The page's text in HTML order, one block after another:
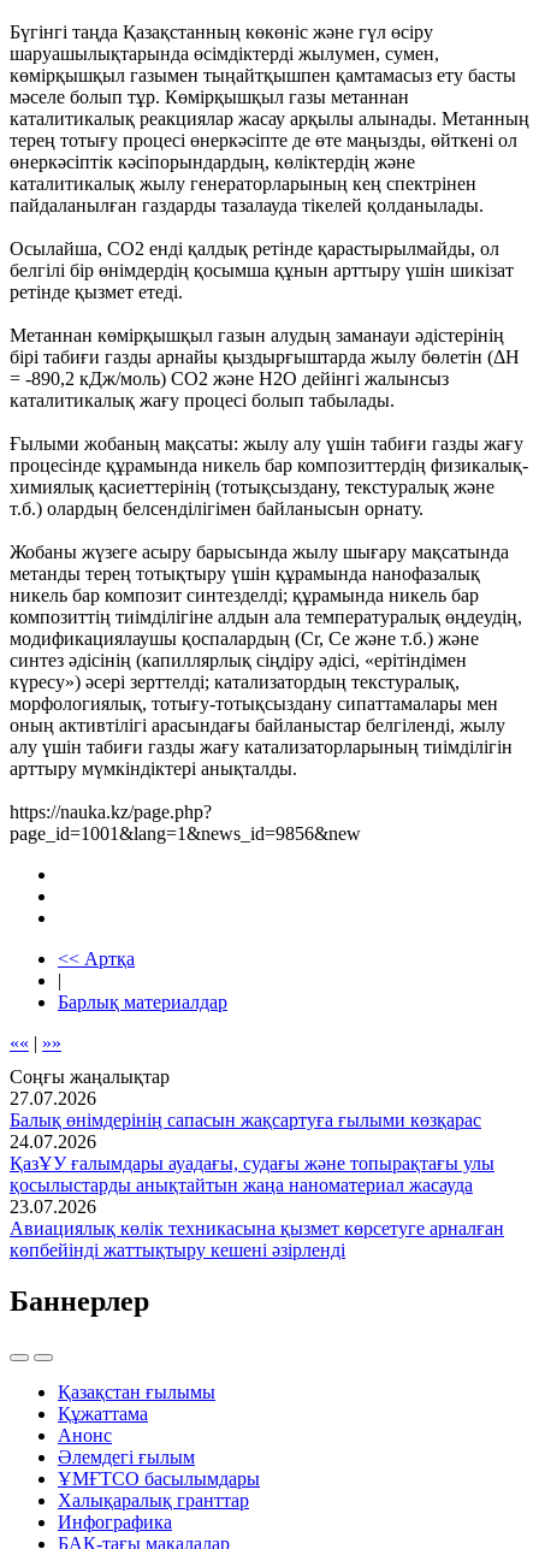
Бүгінгі таңда Қазақстанның көкөніс және гүл өсіру
шаруашылықтарында өсімдіктерді жылумен, сумен,
көмірқышқыл газымен тыңайтқышпен қамтамасыз ету басты
мәселе болып тұр. Көмірқышқыл газы метаннан
каталитикалық реакциялар жасау арқылы алынады. Метанның
терең тотығу процесі өнеркәсіпте де өте маңызды, өйткені ол
өнеркәсіптік кәсіпорындардың, көліктердің және
каталитикалық жылу генераторларының кең спектрінен
пайдаланылған газдарды тазалауда тікелей қолданылады.
Осылайша, СО2 енді қалдық ретінде қарастырылмайды, ол
белгілі бір өнімдердің қосымша құнын арттыру үшін шикізат
ретінде қызмет етеді.
Метаннан көмірқышқыл газын алудың заманауи әдістерінің
бірі табиғи газды арнайы қыздырғыштарда жылу бөлетін (ΔН
= -890,2 кДж/моль) CO2 және H2O дейінгі жалынсыз
каталитикалық жағу процесі болып табылады.
Ғылыми жобаның мақсаты: жылу алу үшін табиғи газды жағу
процесінде құрамында никель бар композиттердің физикалық-
химиялық қасиеттерінің (тотықсыздану, текстуралық және
т.б.) олардың белсенділігімен байланысын орнату.
Жобаны жүзеге асыру барысында жылу шығару мақсатында
метанды терең тотықтыру үшін құрамында нанофазалық
никель бар композит синтезделді; құрамында никель бар
композиттің тиімділігіне алдын ала температуралық өңдеудің,
модификациялаушы қоспалардың (Cr, Ce және т.б.) және
синтез әдісінің (капиллярлық сіңдіру әдісі, «ерітіндімен
күресу») әсері зерттелді; катализатордың текстуралық,
морфологиялық, тотығу-тотықсыздану сипаттамалары мен
оның активтілігі арасындағы байланыстар белгіленді, жылу
алу үшін табиғи газды жағу катализаторларының тиімділігін
арттыру мүмкіндіктері анықталды.
https://nauka.kz/page.php?
page_id=1001&lang=1&news_id=9856&new
<< Артқа
|
Барлық материалдар
«« | »»
Соңғы жаңалықтар
27.07.2026
Балық өнімдерінің сапасын жақсартуға ғылыми көзқарас
24.07.2026
ҚазҰУ ғалымдары ауадағы, судағы және топырақтағы улы
қосылыстарды анықтайтын жаңа наноматериал жасауда
23.07.2026
Авиациялық көлік техникасына қызмет көрсетуге арналған
көпбейінді жаттықтыру кешені әзірленді
Баннерлер
Қазақстан ғылымы
Құжаттама
Анонс
Әлемдегі ғылым
ҰМҒТСО басылымдары
Халықаралық гранттар
Инфографика
БАҚ-тағы мақалалар